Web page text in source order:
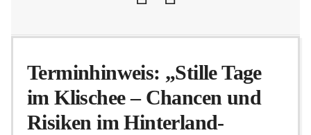
Nachrichten
Flurschelte
Terminhinweis: „Stille Tage
im Klischee – Chancen und
Risiken im Hinterland-